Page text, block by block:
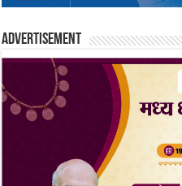
Advertisement